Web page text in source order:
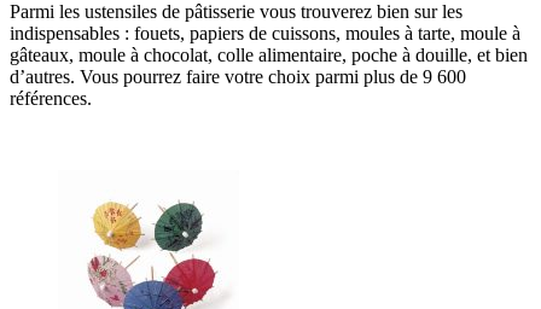
Parmi les ustensiles de pâtisserie vous trouverez bien sur les
indispensables : fouets, papiers de cuissons, moules à tarte, moule à
gâteaux, moule à chocolat, colle alimentaire, poche à douille, et bien
d’autres. Vous pourrez faire votre choix parmi plus de 9 600
références.